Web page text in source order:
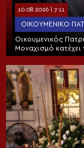
10.08.2026 | 7:11
ΟΙΚΟΥΜΕΝΙΚΌ
Οικουμενικός
Μοναχισμό